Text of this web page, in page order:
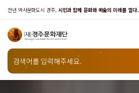
천년 역사문화도시 경주, 시민과 함께 문화와 예술의 미래를 열다.